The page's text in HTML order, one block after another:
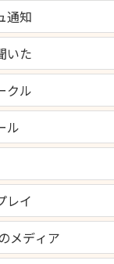
通知
いた
クル
ル
レイ
メディア